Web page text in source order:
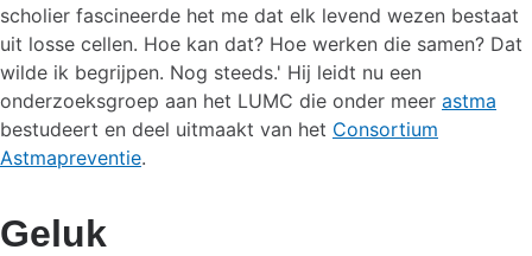
scholier fascineerde het me dat elk levend wezen bestaat
uit losse cellen. Hoe kan dat? Hoe werken die samen? Dat
wilde ik begrijpen. Nog steeds.' Hij leidt nu een
onderzoeksgroep aan het LUMC die onder meer astma
bestudeert en deel uitmaakt van het Consortium
Astmapreventie.
Geluk